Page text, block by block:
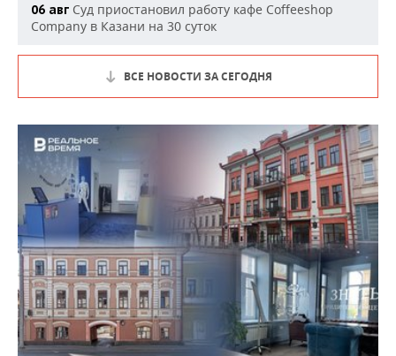
06 авг Суд приостановил работу кафе Coffeeshop
Company в Казани на 30 суток
ВСЕ НОВОСТИ ЗА СЕГОДНЯ